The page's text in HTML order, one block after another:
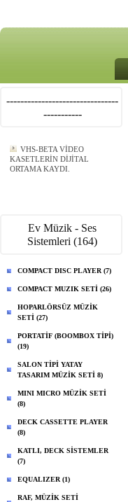
--------------------------------
-----------
VHS-BETA VİDEO
KASETLERİN DİJİTAL
ORTAMA KAYDI.
Ev Müzik - Ses
Sistemleri (164)
COMPACT DISC PLAYER (7)
COMPACT MUZIK SETİ (26)
HOPARLÖRSÜZ MÜZİK
SETİ (27)
PORTATİF (BOOMBOX TİPİ)
(19)
SALON TİPİ YATAY
TASARIM MÜZİK SETİ 8)
MINI MICRO MÜZİK SETİ
(8)
DECK CASSETTE PLAYER
(8)
KATLI, DECK SİSTEMLER
(7)
EQUALIZER (1)
RAF, MÜZİK SETİ